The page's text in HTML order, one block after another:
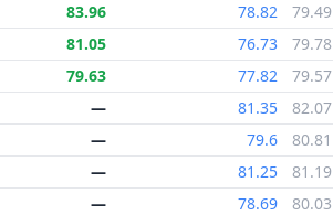
83.96 78.82
79.49
81.05 76.73
79.78
79.63 77.82
79.57
— 81.35
82.07
— 79.6
80.81
— 81.25
81.19
— 78.69
80.03